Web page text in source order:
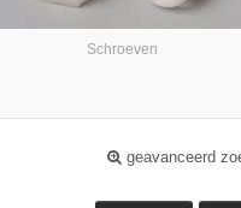
Schroeven
geavanceerd